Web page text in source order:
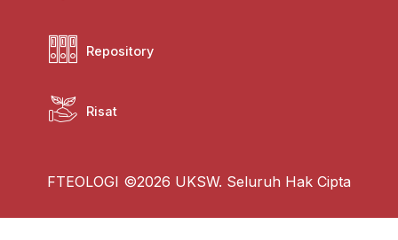
Repository
Risat
FTEOLOGI ©2026 UKSW. Seluruh Hak Cipta